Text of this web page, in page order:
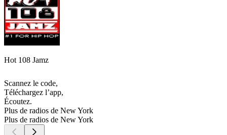
Hot 108 Jamz
Scannez le code,
Téléchargez l’app,
Écoutez.
Plus de radios de New York
Plus de radios de New York